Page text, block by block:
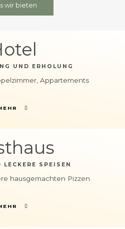
wir bieten
UND ERHOLUNG
Appartements
LECKERE SPEISEN
hausgemachten Pizzen